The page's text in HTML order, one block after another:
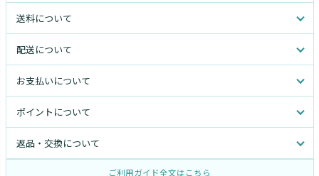
送料について
配送について
お支払いについて
ポイントについて
返品・交換について
ご利用ガイド全文はこちら